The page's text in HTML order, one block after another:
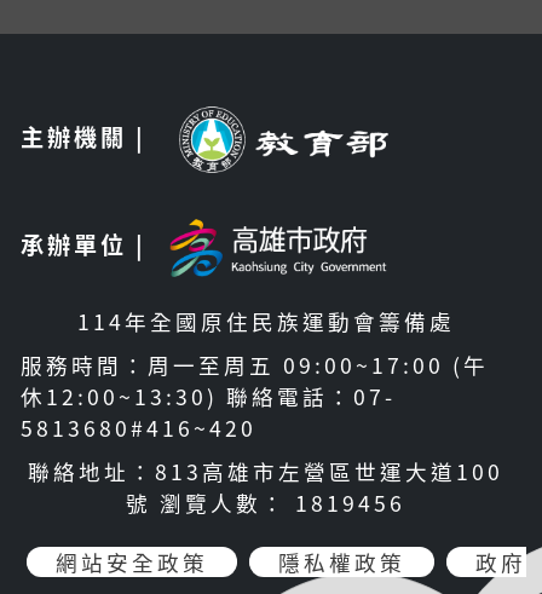
主辦機關 |
承辦單位 |
114年全國原住民族運動會籌備處
服務時間：周一至周五 09:00~17:00 (午
休12:00~13:30) 聯絡電話：07-
5813680#416~420
聯絡地址：813高雄市左營區世運大道100
號 瀏覽人數： 1819456
網站安全政策
隱私權政策 政府